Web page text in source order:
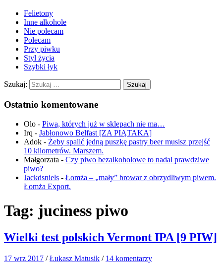
Felietony
Inne alkohole
Nie polecam
Polecam
Przy piwku
Styl życia
Szybki łyk
Szukaj:
Ostatnio komentowane
Olo - Piwa, których już w sklepach nie ma…
Irq - Jabłonowo Belfast [ZA PIĄTAKA]
Adok - Żeby spalić jedną puszkę pastry beer musisz przejść
10 kilometrów. Marszem.
Małgorzata - Czy piwo bezalkoholowe to nadal prawdziwe
piwo?
Jackdsniels - Łomża – „mały” browar z obrzydliwym piwem.
Łomża Export.
Tag: juciness piwo
Wielki test polskich Vermont IPA [9 PIW]
17 wrz 2017 /Łukasz Matusik / 14 komentarzy